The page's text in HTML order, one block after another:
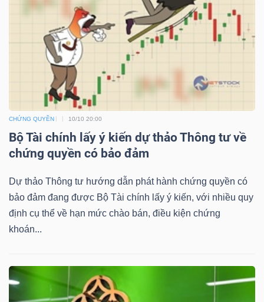
CHỨNG QUYỀN 10/10 20:00
Bộ Tài chính lấy ý kiến dự thảo Thông tư về
chứng quyền có bảo đảm
Dự thảo Thông tư hướng dẫn phát hành chứng quyền có
bảo đảm đang được Bộ Tài chính lấy ý kiến, với nhiều quy
định cụ thể về hạn mức chào bán, điều kiện chứng
khoán...
NGUYÊN
CÔNG
KHÔNG